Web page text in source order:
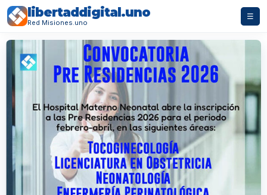
libertaddigital.uno
Red Misiones.uno
☰